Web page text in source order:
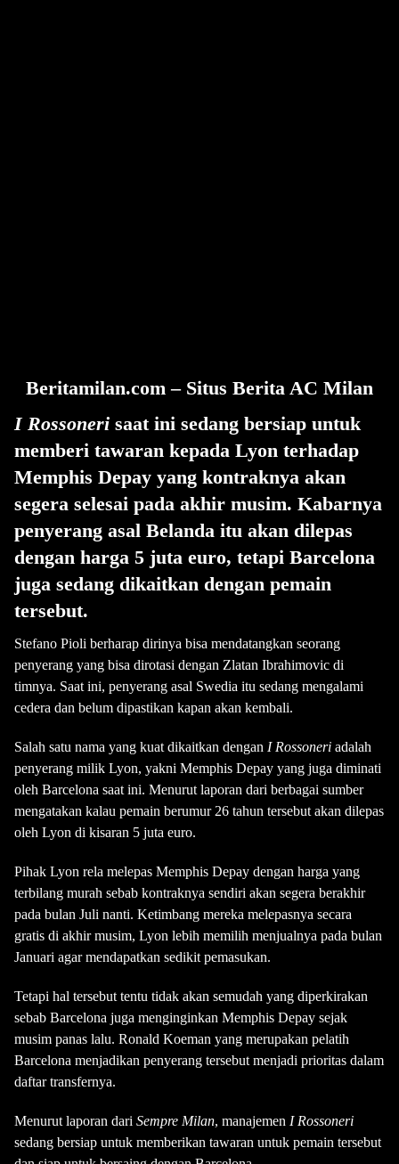
Beritamilan.com – Situs Berita AC Milan
I Rossoneri saat ini sedang bersiap untuk
memberi tawaran kepada Lyon terhadap
Memphis Depay yang kontraknya akan
segera selesai pada akhir musim. Kabarnya
penyerang asal Belanda itu akan dilepas
dengan harga 5 juta euro, tetapi Barcelona
juga sedang dikaitkan dengan pemain
tersebut.
Stefano Pioli berharap dirinya bisa mendatangkan seorang
penyerang yang bisa dirotasi dengan Zlatan Ibrahimovic di
timnya. Saat ini, penyerang asal Swedia itu sedang mengalami
cedera dan belum dipastikan kapan akan kembali.
Salah satu nama yang kuat dikaitkan dengan I Rossoneri adalah
penyerang milik Lyon, yakni Memphis Depay yang juga diminati
oleh Barcelona saat ini. Menurut laporan dari berbagai sumber
mengatakan kalau pemain berumur 26 tahun tersebut akan dilepas
oleh Lyon di kisaran 5 juta euro.
Pihak Lyon rela melepas Memphis Depay dengan harga yang
terbilang murah sebab kontraknya sendiri akan segera berakhir
pada bulan Juli nanti. Ketimbang mereka melepasnya secara
gratis di akhir musim, Lyon lebih memilih menjualnya pada bulan
Januari agar mendapatkan sedikit pemasukan.
Tetapi hal tersebut tentu tidak akan semudah yang diperkirakan
sebab Barcelona juga menginginkan Memphis Depay sejak
musim panas lalu. Ronald Koeman yang merupakan pelatih
Barcelona menjadikan penyerang tersebut menjadi prioritas dalam
daftar transfernya.
Menurut laporan dari Sempre Milan, manajemen I Rossoneri
sedang bersiap untuk memberikan tawaran untuk pemain tersebut